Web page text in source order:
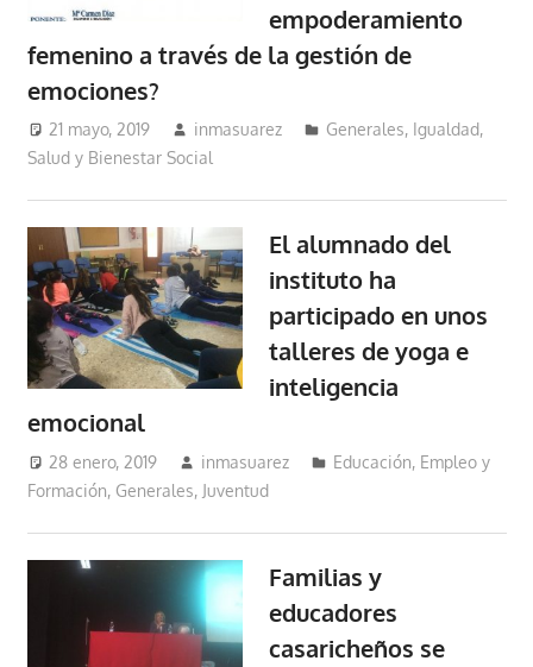
empoderamiento
femenino a través de la gestión de
emociones?
21 mayo, 2019 inmasuarez Generales, Igualdad,
Salud y Bienestar Social
El alumnado del
instituto ha
participado en unos
talleres de yoga e
inteligencia
emocional
28 enero, 2019 inmasuarez
Educación, Empleo y
Formación, Generales, Juventud
Familias y
educadores
casaricheños se